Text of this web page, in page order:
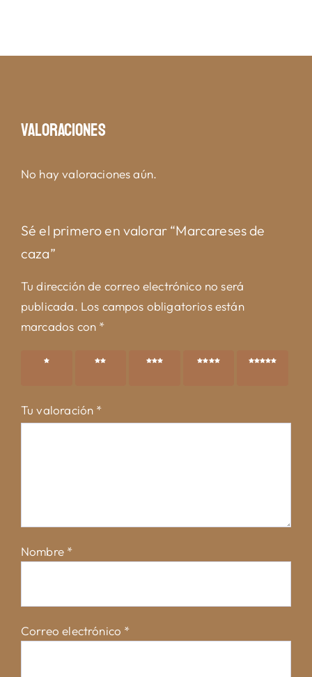
Valoraciones
No hay valoraciones aún.
Sé el primero en valorar “Marcareses de
caza”
Tu dirección de correo electrónico no será
publicada. Los campos obligatorios están
marcados con *
1 de 5
2 de 5
3 de 5
4 de 5
5 de 5
Tu valoración *
Nombre *
Correo electrónico *